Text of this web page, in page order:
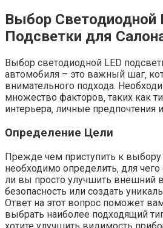
Выбор Светодиодной
Подсветки для
Выбор светодиодной LED
автомобиля – это важный шаг‚
внимательного подхода.
множество факторов‚ таких как
интерьера‚ личные предпочтения
Определение Цели
Прежде чем приступить к выбору
необходимо определить‚ для
ли вы просто улучшить внешний
безопасность или создать
Ответ на этот вопрос поможет
выбрать наиболее подходящий
хотите улучшить видимость